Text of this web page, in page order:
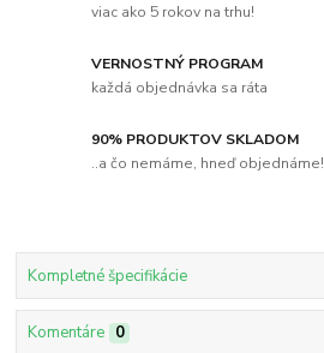
viac ako 5 rokov na trhu!
VERNOSTNÝ PROGRAM
každá objednávka sa ráta
90% PRODUKTOV SKLADOM
..a čo nemáme, hneď objednáme!
Kompletné špecifikácie
Komentáre 0